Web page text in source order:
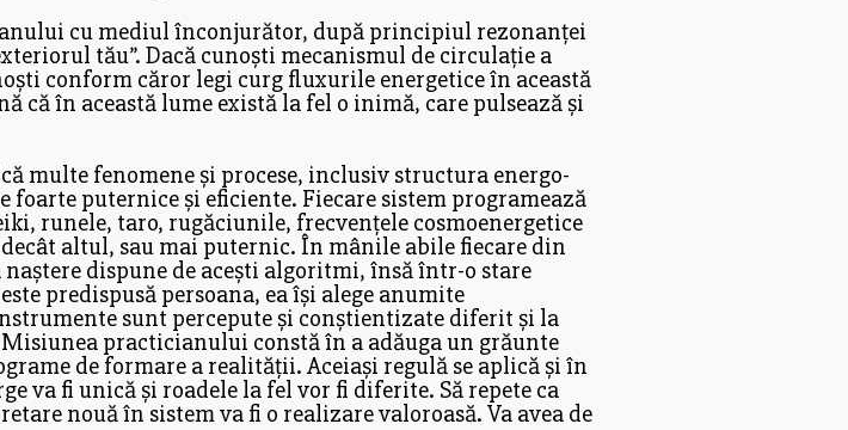
cu mediul înconjurător, după principiul rezonanței
tău”. Dacă cunoști mecanismul de circulație a
conform căror legi curg fluxurile energetice în această
că în această lume există la fel o inimă, care pulsează și
multe fenomene și procese, inclusiv structura energo-
puternice și eficiente. Fiecare sistem programează
runele, taro, rugăciunile, frecvențele cosmoenergetice
altul, sau mai puternic. În mânile abile fiecare din
dispune de acești algoritmi, însă într-o stare
predispusă persoana, ea își alege anumite
sunt percepute și conștientizate diferit și la
practicianului constă în a adăuga un grăunte
de formare a realității. Aceiași regulă se aplică și în
va fi unică și roadele la fel vor fi diferite. Să repete ca
nouă în sistem va fi o realizare valoroasă. Va avea de